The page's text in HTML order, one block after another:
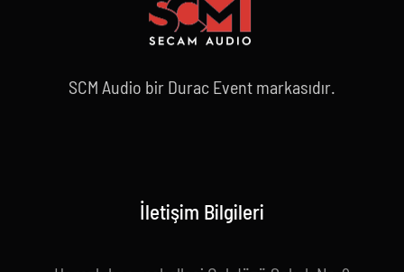
SCM Audio bir Durac Event markasıdır.
İletişim Bilgileri